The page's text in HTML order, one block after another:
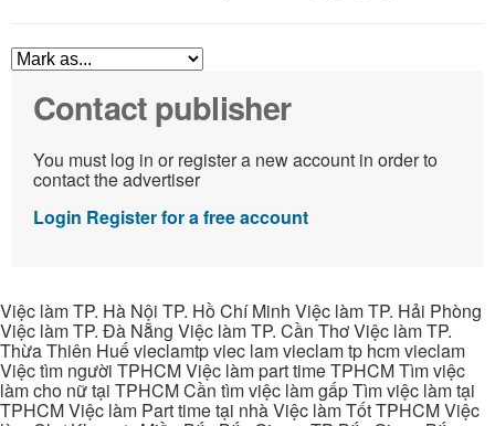
Contact publisher
You must log in or register a new account in order to
contact the advertiser
Login Register for a free account
Việc làm TP. Hà Nội TP. Hồ Chí Minh Việc làm TP. Hải Phòng
Việc làm TP. Đà Nẵng Việc làm TP. Cần Thơ Việc làm TP.
Thừa Thiên Huế vieclamtp viec lam vieclam tp hcm vieclam
Việc tìm người TPHCM Việc làm part time TPHCM Tìm việc
làm cho nữ tại TPHCM Cần tìm việc làm gấp Tìm việc làm tại
TPHCM Việc làm Part time tại nhà Việc làm Tốt TPHCM Việc